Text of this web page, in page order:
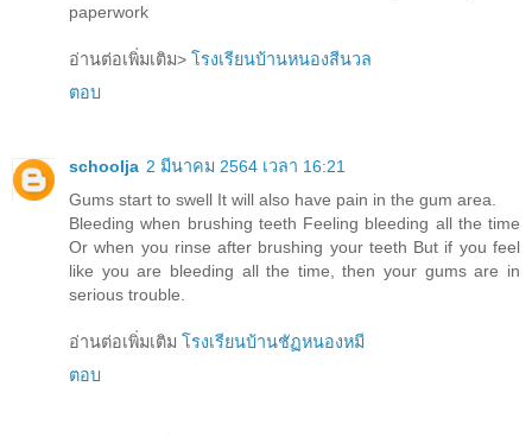
paperwork
อ่านต่อเพิ่มเติม> โรงเรียนบ้านหนองสีนวล
ตอบ
schoolja 2 มีนาคม 2564 เวลา 16:21
Gums start to swell It will also have pain in the gum area.
Bleeding when brushing teeth Feeling bleeding all the time
Or when you rinse after brushing your teeth But if you feel
like you are bleeding all the time, then your gums are in
serious trouble.
อ่านต่อเพิ่มเติม โรงเรียนบ้านชัฏหนองหมี
ตอบ